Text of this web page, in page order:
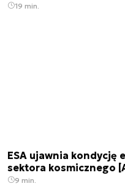
19 min.
ESA ujawnia kondycję
sektora kosmicznego
9 min.